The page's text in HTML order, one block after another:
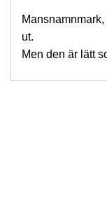
ut.
Men den är lätt